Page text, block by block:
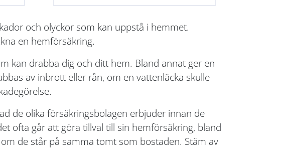
och olyckor som kan uppstå i hemmet.
en hemförsäkring.
kan drabba dig och ditt hem. Bland annat ger en
av inbrott eller rån, om en vattenläcka skulle
de olika försäkringsbolagen erbjuder innan de
ofta går att göra tillval till sin hemförsäkring, bland
de står på samma tomt som bostaden. Stäm av